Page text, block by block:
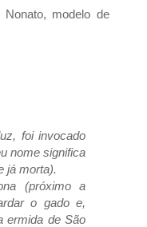
modelo de
foi invocado
nome significa
já morta).
(próximo a
o gado e,
ermida de São